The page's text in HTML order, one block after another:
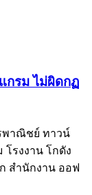
กรม ไม่ผิดกฏ
พาณิชย์ ทาวน์
โรงงาน โกดัง
สำนักงาน ออฟ